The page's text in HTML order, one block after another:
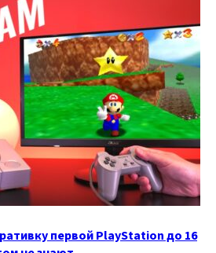
первой PlayStation до 16